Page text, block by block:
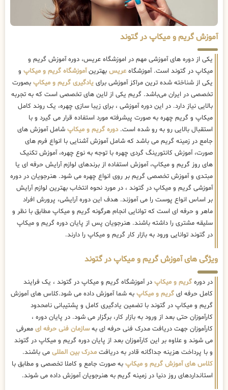
آموزش گریم و میکاپ در گتوند
یکی از دوره های آموزشی مهم در اموزشگاه عریس، دوره آموزش گریم و
میکاپ در گتوند است. آموزشگاه عریس بهترینآموزشگاه گریم و میکاپ و
یکی از شناخته شده ترین مراکز آموزشی برای یادگیری گریم و میکاپ بصورت
تخصصی در ایران می‌باشد. گریم یکی از لاین های تخصصی است که به تجربه
بالایی نیاز دارد. در این دوره آموزشی ، برای زیبا سازی چهره، یک روند کامل
میکاپ و گریم چهره به صورت پیشرفته مورد استفاده قرار می گیرد و با
استقبال بالایی رو به رو شده است.دوره گریم و میکاپ شامل آموزش های
جامع در زمینه گریم می باشد که شامل آموزش آشنایی با انواع فرم های
صورت، آموزش کانتورینگ گردی چهره با توجه به نوع چهره، آموزش تکنیک
های روز گریم و میکاپ، آموزش استفاده از برندهای لوازم آرایش حرفه ای یا
مبتدی و آموزش تخصصی گریم بر روی انواع چهره می شود. هنرجویان در دوره
آموزشی گریم و میکاپ در گتوند ، در مورد نحوه انتخاب بهترین لوازم آرایش
بر اساس انواع پوست را می آموزند. هدف این دوره آرایشی، پرورش افراد
ماهر و حرفه ای است که توانایی انجام هرگونه گریم و میکاپ مطابق با نظر و
سلیقه مشتری را داشته باشند. هنرجویان پس از پایان دوره گریم و میکاپ
در گتوند توانایی ورود به بازار کار گریم و میکاپ را دارند.
ویژگی های آموزش گریم و میکاپ در گتوند
در دوره گریم و میکاپ در آموزشگاه گریم و میکاپ در گتوند ، یک فرایند
کامل حرفه ای گریم و میکاپ به شما آموزش داده می شود.کلاس های آموزش
گریم و میکاپ در گتوند با تضمین یادگیری کامل و پشتیبانی نامحدود
کارآموزان حتی بعد از ورود به بازار کار، برگزار می شود. در پایان دوره ،
کارآموزان جهت دریافت مدرک فنی حرفه ای بهسازمان فنی حرفه ای معرفی
می شوند و علاوه بر این کارآموزان بعد از پایان دوره گریم و میکاپ در گتوند
و با پرداخت هزینه جداگانه قادر به دریافت مدرک بین المللی می باشند.
کلاس های آموزش گریم و میکاپ به صورت جامع و کاملا تخصصی و مطابق با
استانداردهای روز دنیا در زمینه گریم به هنرجویان آموزش داده می شوند.